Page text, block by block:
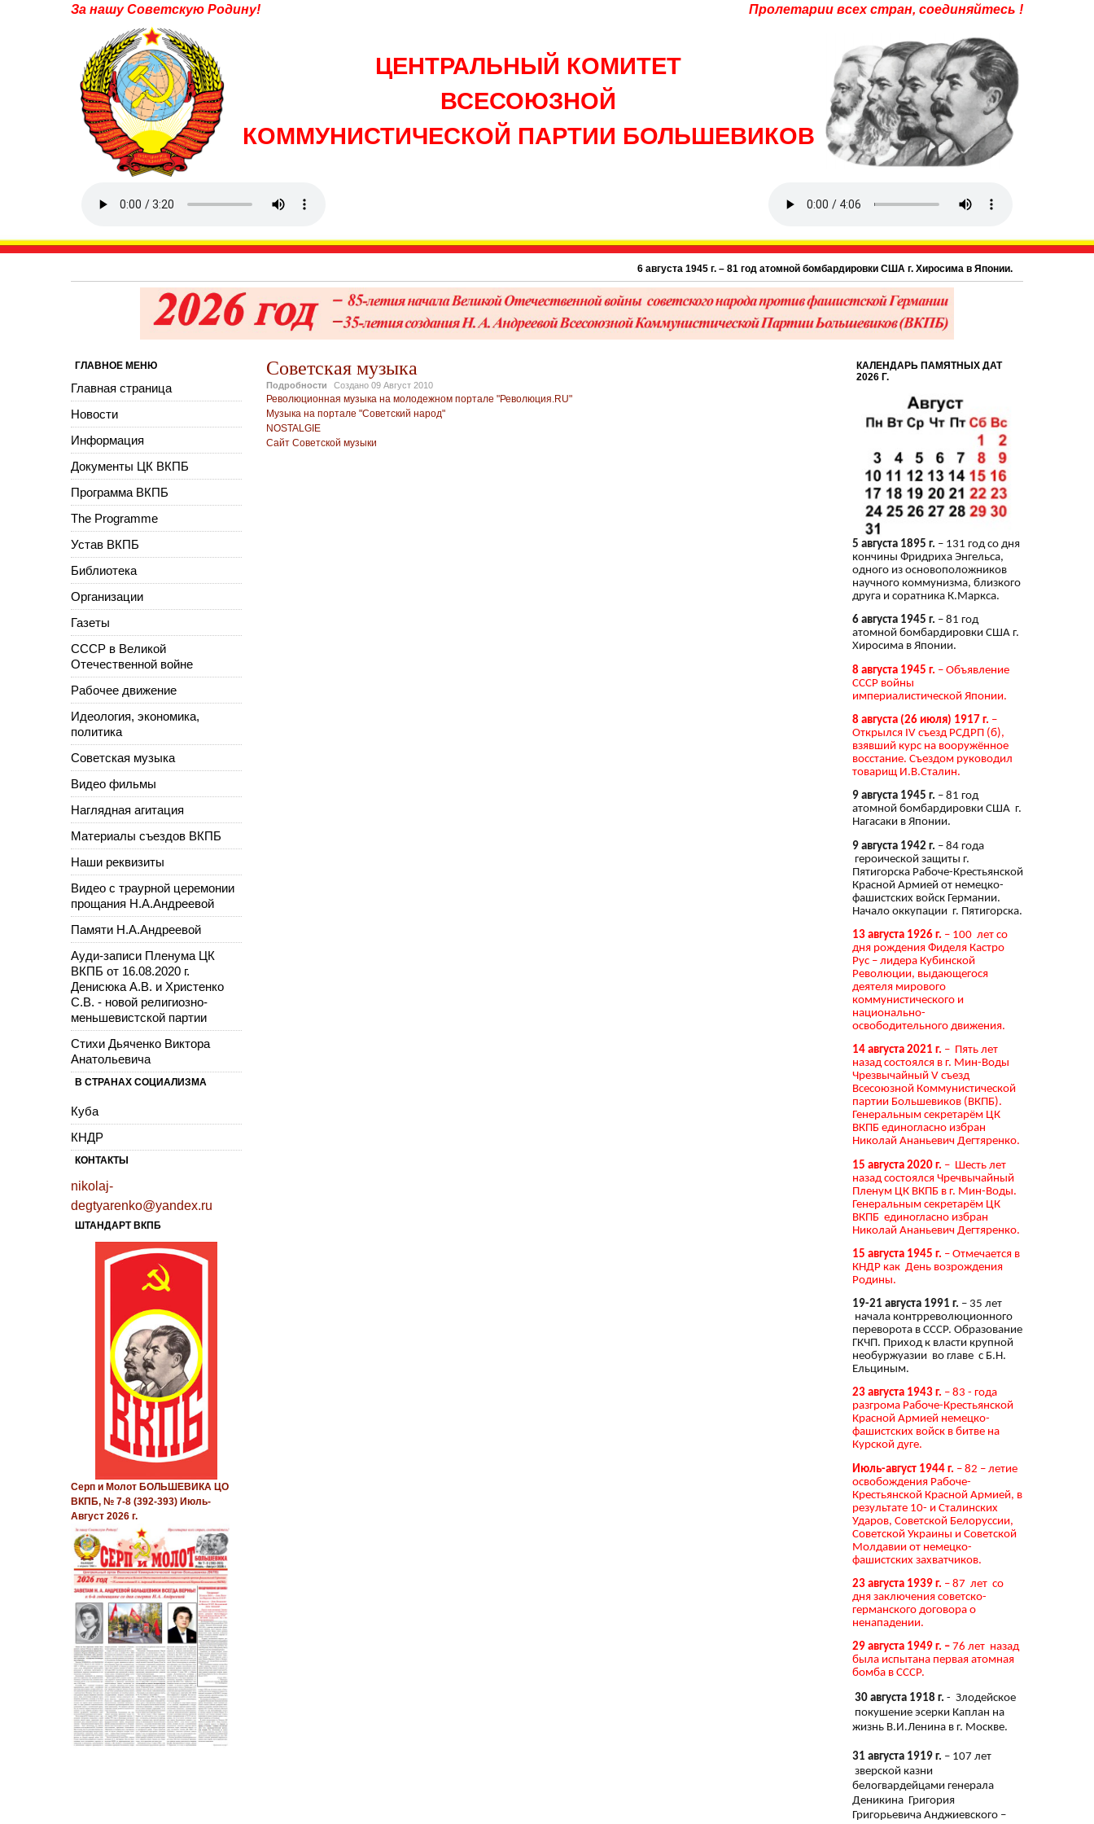
За нашу Советскую Родину! Пролетарии всех стран, соединяйтесь !
ЦЕНТРАЛЬНЫЙ КОМИТЕТ
ВСЕСОЮЗНОЙ
КОММУНИСТИЧЕСКОЙ ПАРТИИ БОЛЬШЕВИКОВ
6 августа 1945 г. – 81 год атомной бомбардировки США г. Хиросима в Японии.
Советская музыка
Подробности Создано 09 Август 2010
Революционная музыка на молодежном портале "Революция.RU"
Музыка на портале "Советский народ"
NOSTALGIE
Сайт Советской музыки
ГЛАВНОЕ МЕНЮ
Главная страница
Новости
Информация
Документы ЦК ВКПБ
Программа ВКПБ
The Programme
Устав ВКПБ
Библиотека
Организации
Газеты
СССР в Великой
Отечественной войне
Рабочее движение
Идеология, экономика,
политика
Советская музыка
Видео фильмы
Наглядная агитация
Материалы съездов ВКПБ
Наши реквизиты
Видео с траурной церемонии
прощания Н.А.Андреевой
Памяти Н.А.Андреевой
Ауди-записи Пленума ЦК
ВКПБ от 16.08.2020 г.
Денисюка А.В. и Христенко
С.В. - новой религиозно-
меньшевистской партии
Стихи Дьяченко Виктора
Анатольевича
В СТРАНАХ СОЦИАЛИЗМА
Куба
КНДР
КОНТАКТЫ
nikolaj-
degtyarenko@yandex.ru
ШТАНДАРТ ВКПБ
Серп и Молот БОЛЬШЕВИКА ЦО
ВКПБ, № 7-8 (392-393) Июль-
Август 2026 г.
КАЛЕНДАРЬ ПАМЯТНЫХ ДАТ
2026 Г.
5 августа 1895 г. – 131 год со дня
кончины Фридриха Энгельса,
одного из основоположников
научного коммунизма, близкого
друга и соратника К.Маркса.
6 августа 1945 г. – 81 год
атомной бомбардировки США г.
Хиросима в Японии.
8 августа 1945 г. – Объявление
СССР войны
империалистической Японии.
8 августа (26 июля) 1917 г. –
Открылся IV съезд РСДРП (б),
взявший курс на вооружённое
восстание. Съездом руководил
товарищ И.В.Сталин.
9 августа 1945 г. – 81 год
атомной бомбардировки США г.
Нагасаки в Японии.
9 августа 1942 г. – 84 года
героической защиты г.
Пятигорска Рабоче-Крестьянской
Красной Армией от немецко-
фашистских войск Германии.
Начало оккупации г. Пятигорска.
13 августа 1926 г. – 100 лет со
дня рождения Фиделя Кастро
Рус – лидера Кубинской
Революции, выдающегося
деятеля мирового
коммунистического и
национально-
освободительного движения.
14 августа 2021 г. – Пять лет
назад состоялся в г. Мин-Воды
Чрезвычайный V съезд
Всесоюзной Коммунистической
партии Большевиков (ВКПБ).
Генеральным секретарём ЦК
ВКПБ единогласно избран
Николай Ананьевич Дегтяренко.
15 августа 2020 г. – Шесть лет
назад состоялся Чречвычайный
Пленум ЦК ВКПБ в г. Мин-Воды.
Генеральным секретарём ЦК
ВКПБ единогласно избран
Николай Ананьевич Дегтяренко.
15 августа 1945 г. – Отмечается в
КНДР как День возрождения
Родины.
19-21 августа 1991 г. – 35 лет
начала контрреволюционного
переворота в СССР. Образование
ГКЧП. Приход к власти крупной
необуржуазии во главе с Б.Н.
Ельциным.
23 августа 1943 г. – 83 - года
разгрома Рабоче-Крестьянской
Красной Армией немецко-
фашистских войск в битве на
Курской дуге.
Июль-август 1944 г. – 82 – летие
освобождения Рабоче-
Крестьянской Красной Армией, в
результате 10- и Сталинских
Ударов, Советской Белоруссии,
Советской Украины и Советской
Молдавии от немецко-
фашистских захватчиков.
23 августа 1939 г. – 87 лет со
дня заключения советско-
германского договора о
ненападении.
29 августа 1949 г. – 76 лет назад
была испытана первая атомная
бомба в СССР.
30 августа 1918 г. - Злодейское
покушение эсерки Каплан на
жизнь В.И.Ленина в г. Москве.
31 августа 1919 г. – 107 лет
зверской казни
белогвардейцами генерала
Деникина Григория
Григорьевича Анджиевского –